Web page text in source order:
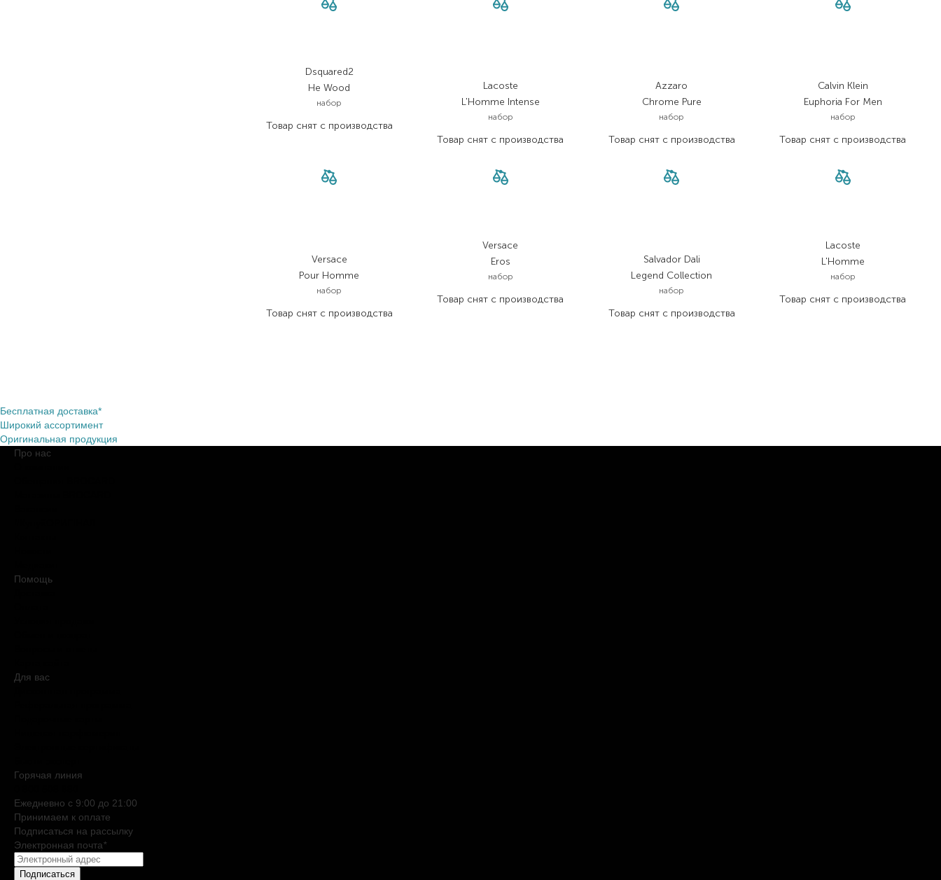
Dsquared2
He Wood
набор
Товар снят с производства
Lacoste
L'Homme Intense
набор
Товар снят с производства
Azzaro
Chrome Pure
набор
Товар снят с производства
Calvin Klein
Euphoria For Men
набор
Товар снят с производства
Versace
Pour Homme
набор
Товар снят с производства
Versace
Eros
набор
Товар снят с производства
Salvador Dali
Legend Collection
набор
Товар снят с производства
Lacoste
L'Homme
набор
Товар снят с производства
Бесплатная доставка*
Широкий ассортимент
Оригинальная продукция
Про нас
Помощь
Для вас
Горячая линия
Ежедневно c 9:00 до 21:00
Принимаем к оплате
Подписаться на рассылку
Электронная почта*
Подписаться